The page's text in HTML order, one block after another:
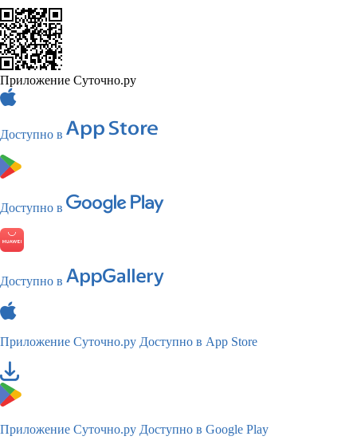
Приложение Суточно.ру
Доступно в
Доступно в
Доступно в
Приложение Суточно.ру Доступно в App Store
Приложение Суточно.ру Доступно в Google Play